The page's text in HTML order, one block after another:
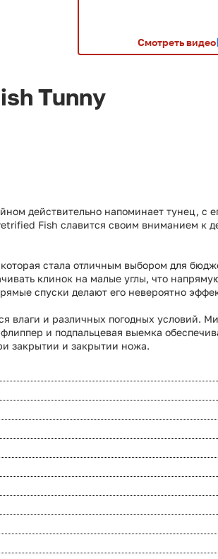
Смотреть видео
Tunny
действительно напоминает тунец, с
Fish славится своим вниманием к
стала отличным выбором для
клинок на малые углы, что
спуски делают его невероятно
влаги и различных погодных условий.
и подпальцевая выемка
закрытии и закрытии ножа.